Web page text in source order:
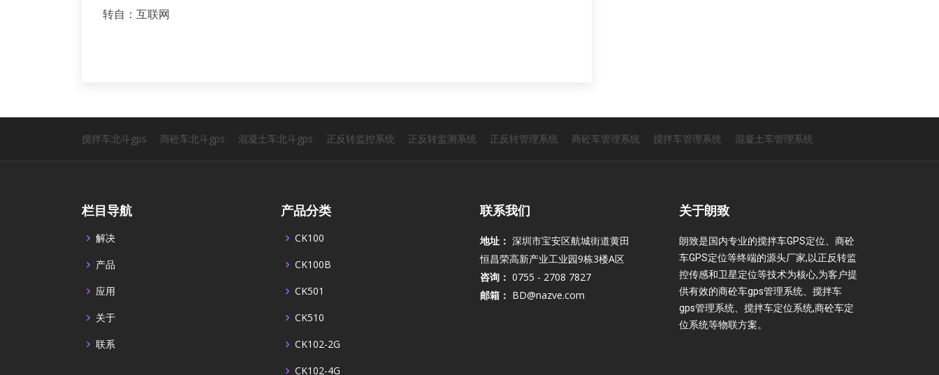
转自：互联网
搅拌车北斗gps 商砼车北斗gps 混凝土车北斗gps 正反转监控系统 正反转监测系统 正反转管理系统 商砼车管理系统 搅拌车管理系统 混凝土车管理系统
栏目导航
解决
产品
应用
关于
联系
产品分类
CK100
CK100B
CK501
CK510
CK102-2G
CK102-4G
联系我们
地址： 深圳市宝安区航城街道黄田
恒昌荣高新产业工业园9栋3楼A区
咨询： 0755 - 2708 7827
邮箱： BD@nazve.com
关于朗致
朗致是国内专业的搅拌车GPS定位、商砼
车GPS定位等终端的源头厂家,以正反转监
控传感和卫星定位等技术为核心,为客户提
供有效的商砼车gps管理系统、搅拌车
gps管理系统、搅拌车定位系统,商砼车定
位系统等物联方案。